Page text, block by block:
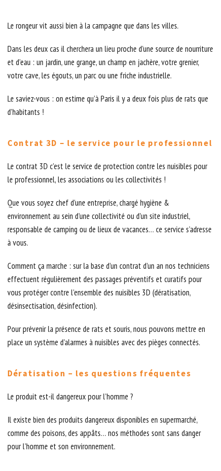
Le rongeur vit aussi bien à la campagne que dans les villes.
Dans les deux cas il cherchera un lieu proche d’une source de nourriture
et d’eau : un jardin, une grange, un champ en jachère, votre grenier,
votre cave, les égouts, un parc ou une friche industrielle.
Le saviez-vous : on estime qu’à Paris il y a deux fois plus de rats que
d’habitants !
Contrat 3D – le service pour le professionnel
Le contrat 3D c’est le service de protection contre les nuisibles pour
le professionnel, les associations ou les collectivités !
Que vous soyez chef d’une entreprise, chargé hygiène &
environnement au sein d’une collectivité ou d’un site industriel,
responsable de camping ou de lieux de vacances… ce service s’adresse
à vous.
Comment ça marche : sur la base d’un contrat d’un an nos techniciens
effectuent régulièrement des passages préventifs et curatifs pour
vous protéger contre l’ensemble des nuisibles 3D (dératisation,
désinsectisation, désinfection).
Pour prévenir la présence de rats et souris, nous pouvons mettre en
place un système d’alarmes à nuisibles avec des pièges connectés.
Dératisation – les questions fréquentes
Le produit est-il dangereux pour l’homme ?
Il existe bien des produits dangereux disponibles en supermarché,
comme des poisons, des appâts… nos méthodes sont sans danger
pour l’homme et son environnement.